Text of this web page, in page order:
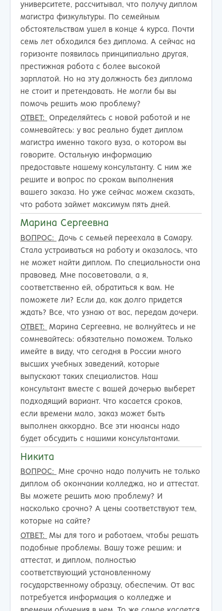
университете, рассчитывал, что получу диплом
магистра физкультуры. По семейным
обстоятельствам ушел в конце 4 курса. Почти
семь лет обходился без диплома. А сейчас на
горизонте появилась принципиально другая,
престижная работа с более высокой
зарплатой. Но на эту должность без диплома
не стоит и претендовать. Не могли бы вы
помочь решить мою проблему?
ОТВЕТ:
Определяйтесь с новой работой и не
сомневайтесь: у вас реально будет диплом
магистра именно такого вуза, о котором вы
говорите. Остальную информацию
предоставьте нашему консультанту. С ним же
решите и вопрос по срокам выполнения
вашего заказа. Но уже сейчас можем сказать,
что работа займет максимум пять дней.
Марина Сергеевна
ВОПРОС:
Дочь с семьей переехала в Самару.
Стала устраиваться на работу и оказалось, что
не может найти диплом. По специальности она
правовед. Мне посоветовали, а я,
соответственно ей, обратиться к вам. Не
поможете ли? Если да, как долго придется
ждать? Все, что узнаю от вас, передам дочери.
ОТВЕТ:
Марина Сергеевна, не волнуйтесь и не
сомневайтесь: обязательно поможем. Только
имейте в виду, что сегодня в России много
высших учебных заведений, которые
выпускают таких специалистов. Наш
консультант вместе с вашей дочерью выберет
подходящий вариант. Что касается сроков,
если времени мало, заказ может быть
выполнен аккордно. Все эти нюансы надо
будет обсудить с нашими консультантами.
Никита
ВОПРОС:
Мне срочно надо получить не только
диплом об окончании колледжа, но и аттестат.
Вы можете решить мою проблему? И
насколько срочно? А цены соответствуют тем,
которые на сайте?
ОТВЕТ:
Мы для того и работаем, чтобы решать
подобные проблемы. Вашу тоже решим: и
аттестат, и диплом, полностью
соответствующий установленному
государственному образцу, обеспечим. От вас
потребуется информация о колледже и